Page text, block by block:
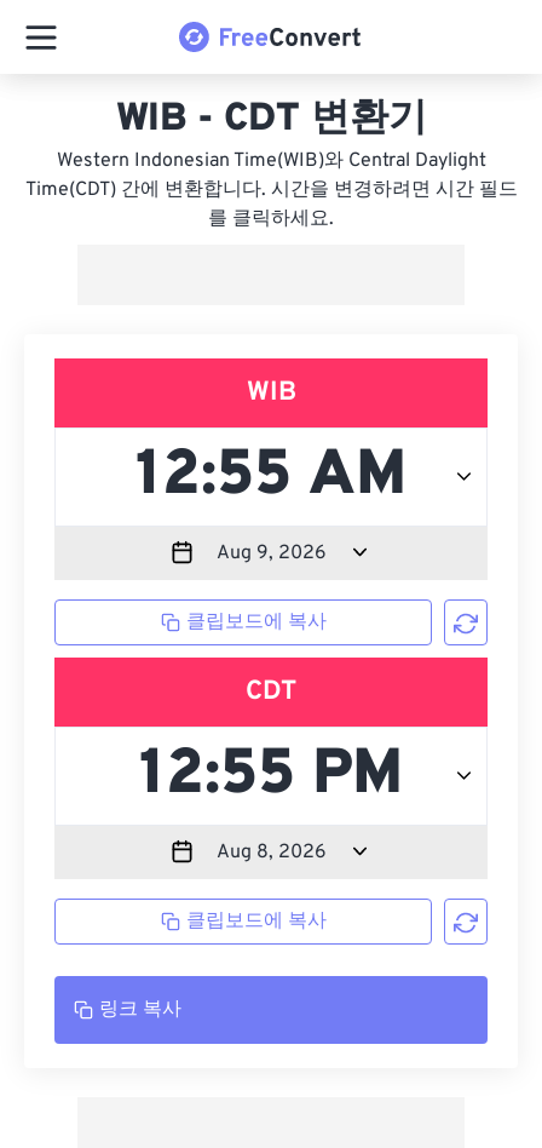
WIB - CDT 변환기
Western Indonesian Time(WIB)와 Central Daylight
Time(CDT) 간에 변환합니다. 시간을 변경하려면 시간 필드
를 클릭하세요.
WIB
클립보드에 복사
CDT
클립보드에 복사
링크 복사